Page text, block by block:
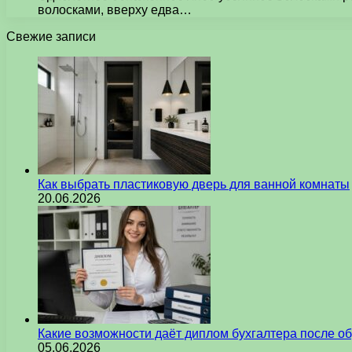
волосками, вверху едва…
Свежие записи
Как выбрать пластиковую дверь для ванной комнаты
20.06.2026
Какие возможности даёт диплом бухгалтера после
05.06.2026